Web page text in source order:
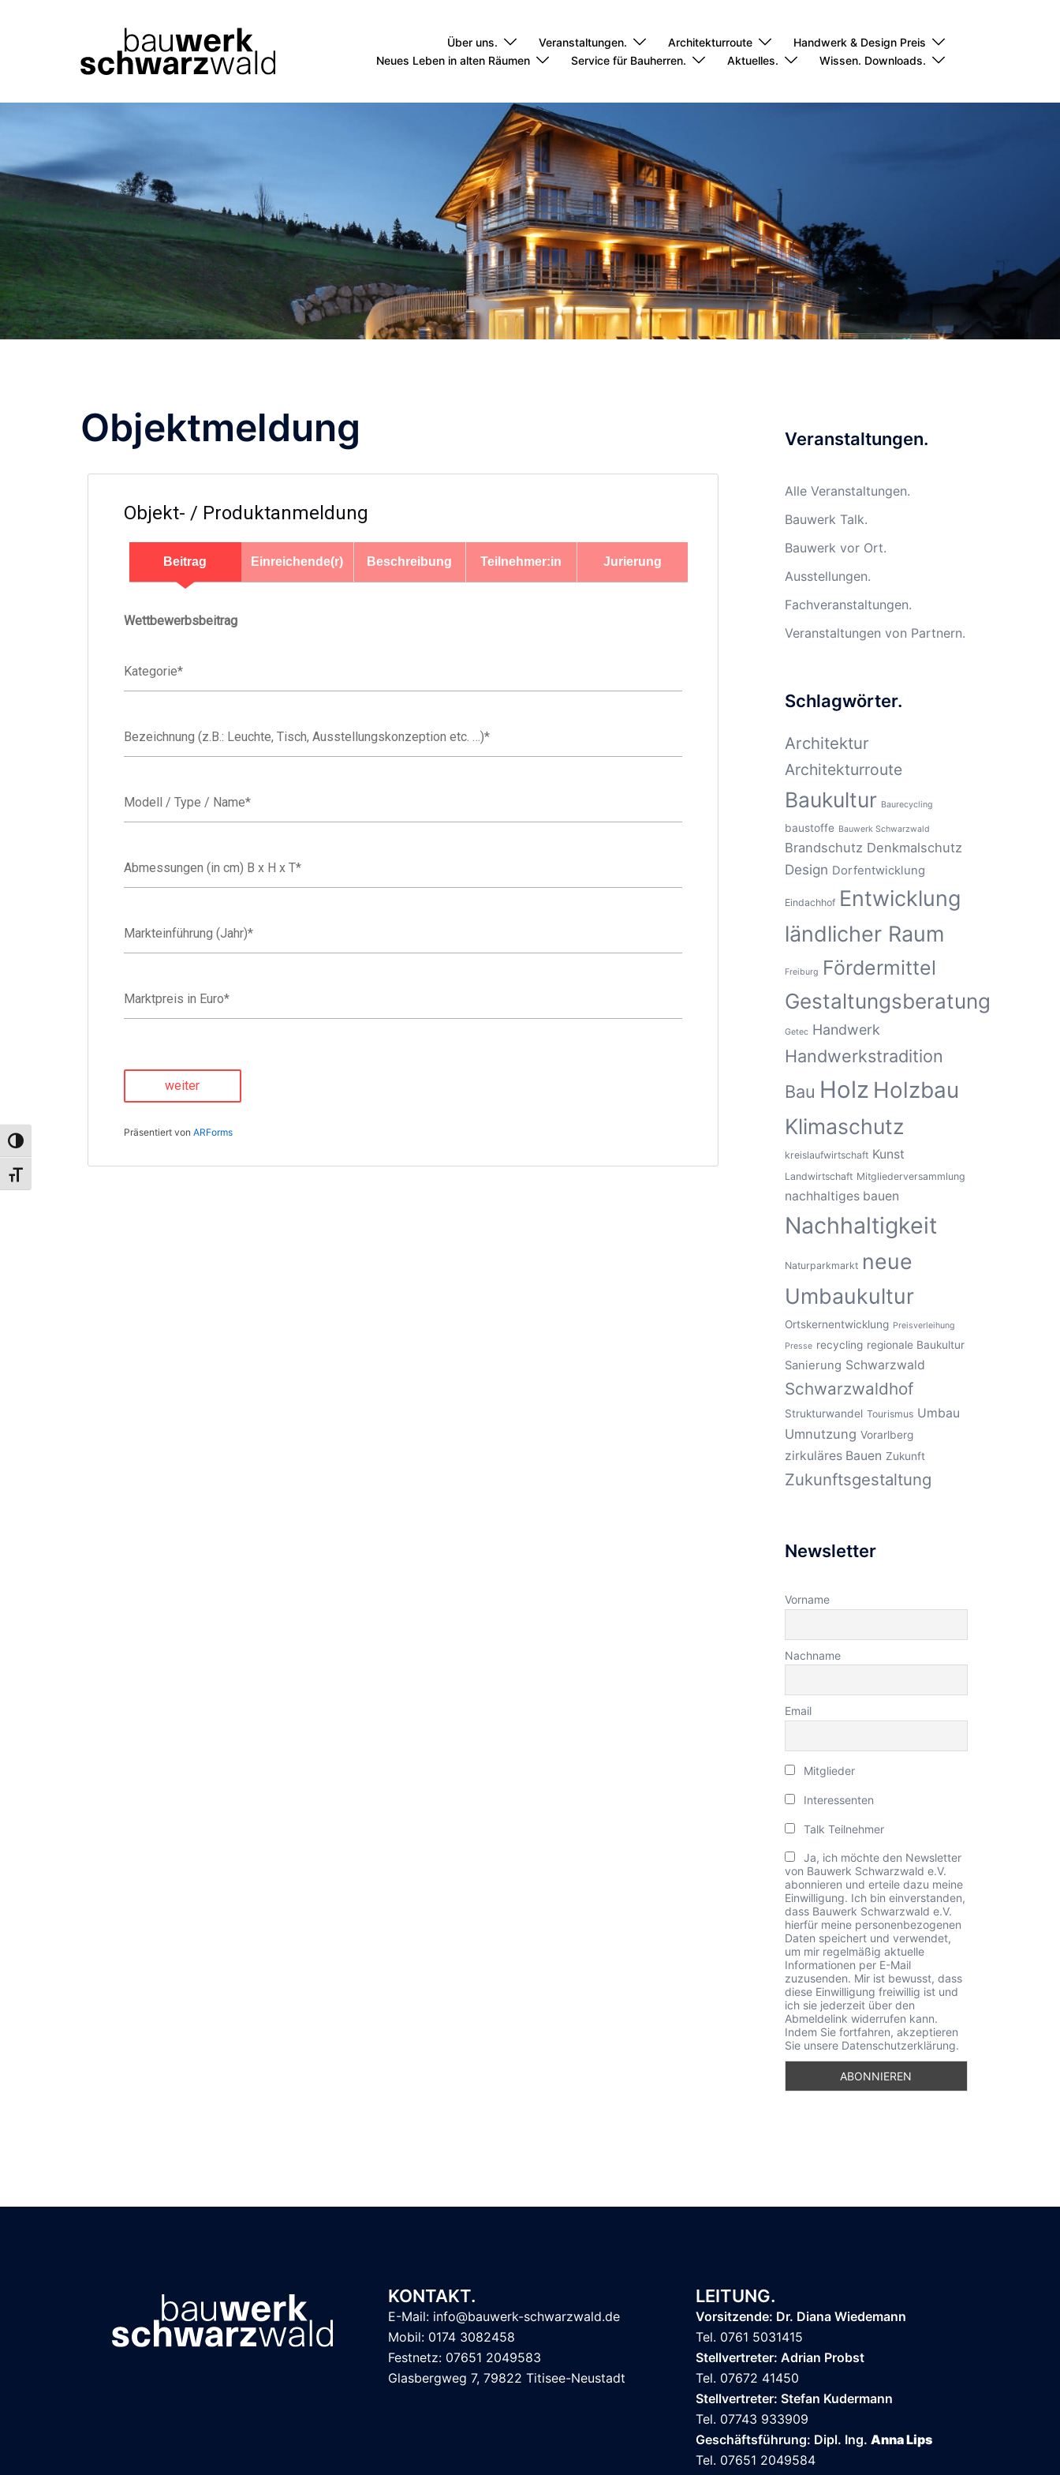
UMSCHALTEN AUF HOHE KONTRASTE
SCHRIFT VERGRÖSSERN
Über uns. Veranstaltungen. Architekturroute
Handwerk & Design Preis
Neues Leben in alten Räumen
Service für Bauherren. Aktuelles. Wissen. Downloads.
Objektmeldung
Objekt- / Produktanmeldung
Beitrag Einreichende(r) Beschreibung Teilnehmer:in Jurierung
Wettbewerbsbeitrag
Kategorie*
Bezeichnung (z.B.: Leuchte, Tisch, Ausstellungskonzeption etc. …)*
Modell / Type / Name*
Abmessungen (in cm) B x H x T*
Markteinführung (Jahr)*
Marktpreis in Euro*
Präsentiert von ARForms
Veranstaltungen.
Alle Veranstaltungen.
Bauwerk Talk.
Bauwerk vor Ort.
Ausstellungen.
Fachveranstaltungen.
Veranstaltungen von Partnern.
Schlagwörter.
Architektur
Architekturroute
Baukultur Baurecycling
baustoffe Bauwerk Schwarzwald
Brandschutz Denkmalschutz
Design Dorfentwicklung
Eindachhof Entwicklung
ländlicher Raum
Freiburg Fördermittel
Gestaltungsberatung
Getec Handwerk
Handwerkstradition
Bau Holz Holzbau
Klimaschutz
kreislaufwirtschaft Kunst
Landwirtschaft Mitgliederversammlung
nachhaltiges bauen
Nachhaltigkeit
Naturparkmarkt neue
Umbaukultur
Ortskernentwicklung Preisverleihung
Presse recycling regionale Baukultur
Sanierung Schwarzwald
Schwarzwaldhof
Strukturwandel Tourismus Umbau
Umnutzung Vorarlberg
zirkuläres Bauen Zukunft
Zukunftsgestaltung
Newsletter
Vorname
Nachname
Email
Mitglieder
Interessenten
Talk Teilnehmer
Ja, ich möchte den Newsletter
von Bauwerk Schwarzwald e.V.
abonnieren und erteile dazu meine
Einwilligung. Ich bin einverstanden,
dass Bauwerk Schwarzwald e.V.
hierfür meine personenbezogenen
Daten speichert und verwendet,
um mir regelmäßig aktuelle
Informationen per E-Mail
zuzusenden. Mir ist bewusst, dass
diese Einwilligung freiwillig ist und
ich sie jederzeit über den
Abmeldelink widerrufen kann.
Indem Sie fortfahren, akzeptieren
Sie unsere Datenschutzerklärung.
KONTAKT.
E-Mail: info@bauwerk-schwarzwald.de
Mobil: 0174 3082458
Festnetz: 07651 2049583
Glasbergweg 7, 79822 Titisee-Neustadt
LEITUNG.
Vorsitzende: Dr. Diana Wiedemann
Tel. 0761 5031415
Stellvertreter: Adrian Probst
Tel. 07672 41450
Stellvertreter: Stefan Kudermann
Tel. 07743 933909
Geschäftsführung: Dipl. Ing. Anna Lips
Tel. 07651 2049584